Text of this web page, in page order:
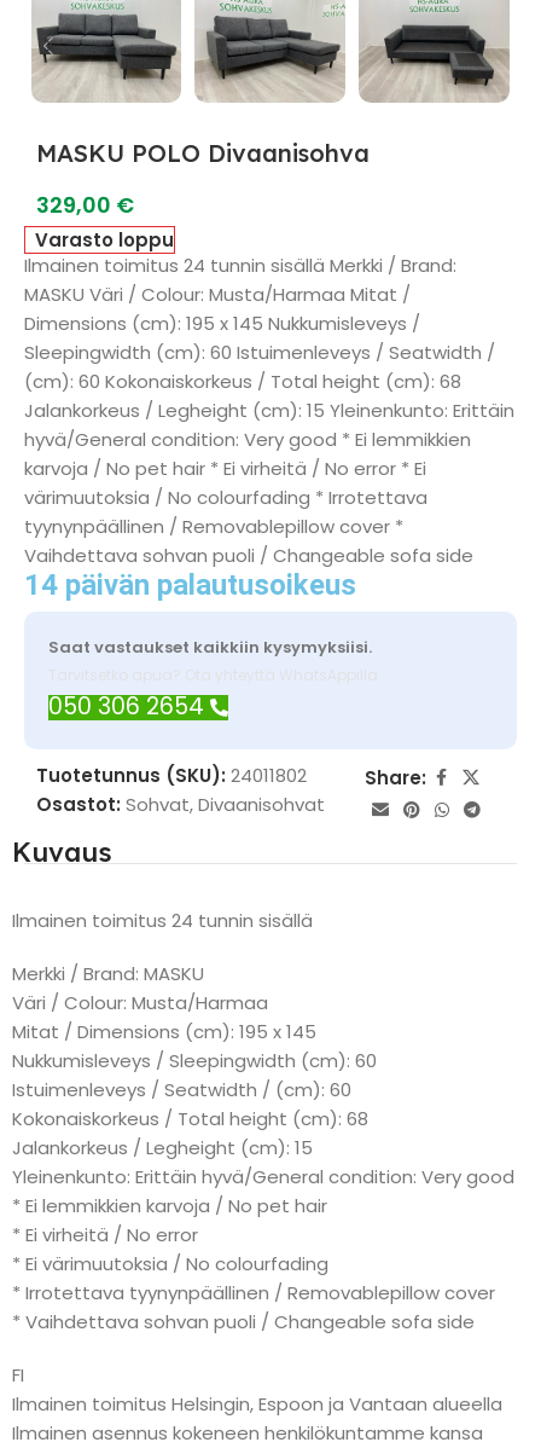
MASKU POLO Divaanisohva
329,00 €
Varasto loppu
Ilmainen toimitus 24 tunnin sisällä Merkki / Brand:
MASKU Väri / Colour: Musta/Harmaa Mitat /
Dimensions (cm): 195 x 145 Nukkumisleveys /
Sleepingwidth (cm): 60 Istuimenleveys / Seatwidth /
(cm): 60 Kokonaiskorkeus / Total height (cm): 68
Jalankorkeus / Legheight (cm): 15 Yleinenkunto: Erittäin
hyvä/General condition: Very good * Ei lemmikkien
karvoja / No pet hair * Ei virheitä / No error * Ei
värimuutoksia / No colourfading * Irrotettava
tyynynpäällinen / Removablepillow cover *
Vaihdettava sohvan puoli / Changeable sofa side
14 päivän palautusoikeus
Saat vastaukset kaikkiin kysymyksiisi.
Tarvitsetko apua? Ota yhteyttä WhatsAppilla
050 306 2654
Tuotetunnus (SKU): 24011802
Osastot: Sohvat,Divaanisohvat
Share:
Kuvaus
Ilmainen toimitus 24 tunnin sisällä
Merkki / Brand: MASKU
Väri / Colour: Musta/Harmaa
Mitat / Dimensions (cm): 195 x 145
Nukkumisleveys / Sleepingwidth (cm): 60
Istuimenleveys / Seatwidth / (cm): 60
Kokonaiskorkeus / Total height (cm): 68
Jalankorkeus / Legheight (cm): 15
Yleinenkunto: Erittäin hyvä/General condition: Very good
* Ei lemmikkien karvoja / No pet hair
* Ei virheitä / No error
* Ei värimuutoksia / No colourfading
* Irrotettava tyynynpäällinen / Removablepillow cover
* Vaihdettava sohvan puoli / Changeable sofa side
FI
Ilmainen toimitus Helsingin, Espoon ja Vantaan alueella
Ilmainen asennus kokeneen henkilökuntamme kansa